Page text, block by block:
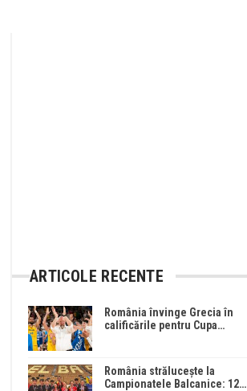
ARTICOLE RECENTE
România învinge Grecia în
calificările pentru Cupa…
România strălucește la
Campionatele Balcanice: 12…